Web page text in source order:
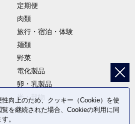
定期便
肉類
旅行・宿泊・体験
麺類
野菜
電化製品
卵・乳製品
米・穀物
返礼品なし
向上のため、クッキー（Cookie）を使
を継続された場合、Cookieの利用に同
。